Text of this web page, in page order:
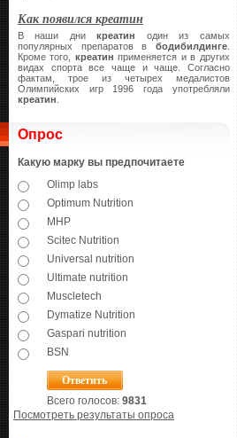
Как появился креатин
В наши дникреатин
один из самых
популярных препаратов в бодибилдинге
Кроме того, креатин применяется и в других
видах спорта все чаще и чаще. Согласно
фактам, трое из четырех медалистов
Олимпийских игр 1996 года употребляли
креатин
Опрос
Какую марку вы предпочитаете
Olimp labs
Optimum Nutrition
MHP
Scitec Nutrition
Universal nutrition
Ultimate nutrition
Muscletech
Dymatize Nutrition
Gaspari nutrition
BSN
Всего голосов: 9831
Посмотреть результаты опроса